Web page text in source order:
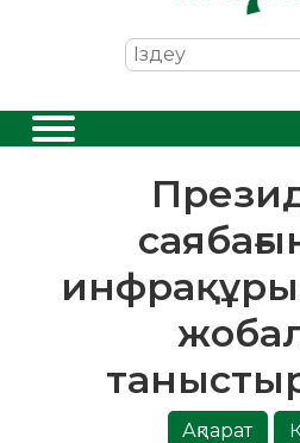
Ақпарат